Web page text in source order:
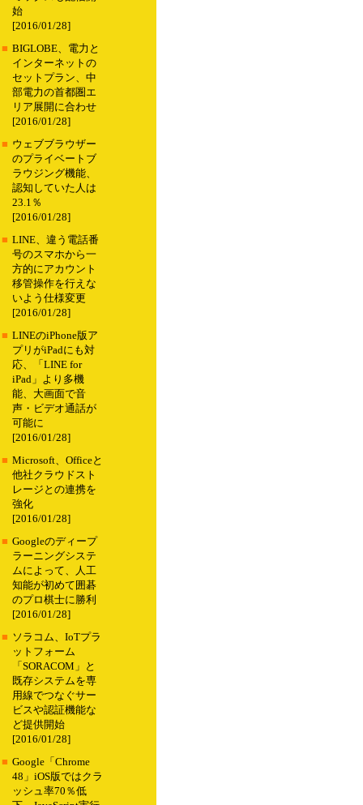
始
[2016/01/28]
■ BIGLOBE、電力と
インターネットの
セットプラン、中
部電力の首都圏エ
リア展開に合わせ
[2016/01/28]
■ ウェブブラウザー
のプライベートブ
ラウジング機能、
認知していた人は
23.1％
[2016/01/28]
■ LINE、違う電話番
号のスマホから一
方的にアカウント
移管操作を行えな
いよう仕様変更
[2016/01/28]
■ LINEのiPhone版ア
プリがiPadにも対
応、「LINE for
iPad」より多機
能、大画面で音
声・ビデオ通話が
可能に
[2016/01/28]
■ Microsoft、Officeと
他社クラウドスト
レージとの連携を
強化
[2016/01/28]
■ Googleのディープ
ラーニングシステ
ムによって、人工
知能が初めて囲碁
のプロ棋士に勝利
[2016/01/28]
■ ソラコム、IoTプラ
ットフォーム
「SORACOM」と
既存システムを専
用線でつなぐサー
ビスや認証機能な
ど提供開始
[2016/01/28]
■ Google「Chrome
48」iOS版ではクラ
ッシュ率70％低